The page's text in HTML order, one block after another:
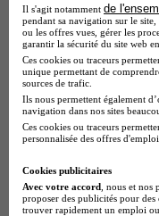
Digital School of
4.2
Il s'agit notamment de
pendant sa navigation sur le
ou les offres vues, gérer les
garantir la sécurité du site web
Ces cookies ou traceurs
unique permettant de
sources de trafic.
Ils nous permettent également
navigation dans nos sites
Ces cookies ou traceurs
personnalisée des offres
Cookies publicitaires
Avec votre accord , nous et
proposer des publicités pour
trouver rapidement un emploi